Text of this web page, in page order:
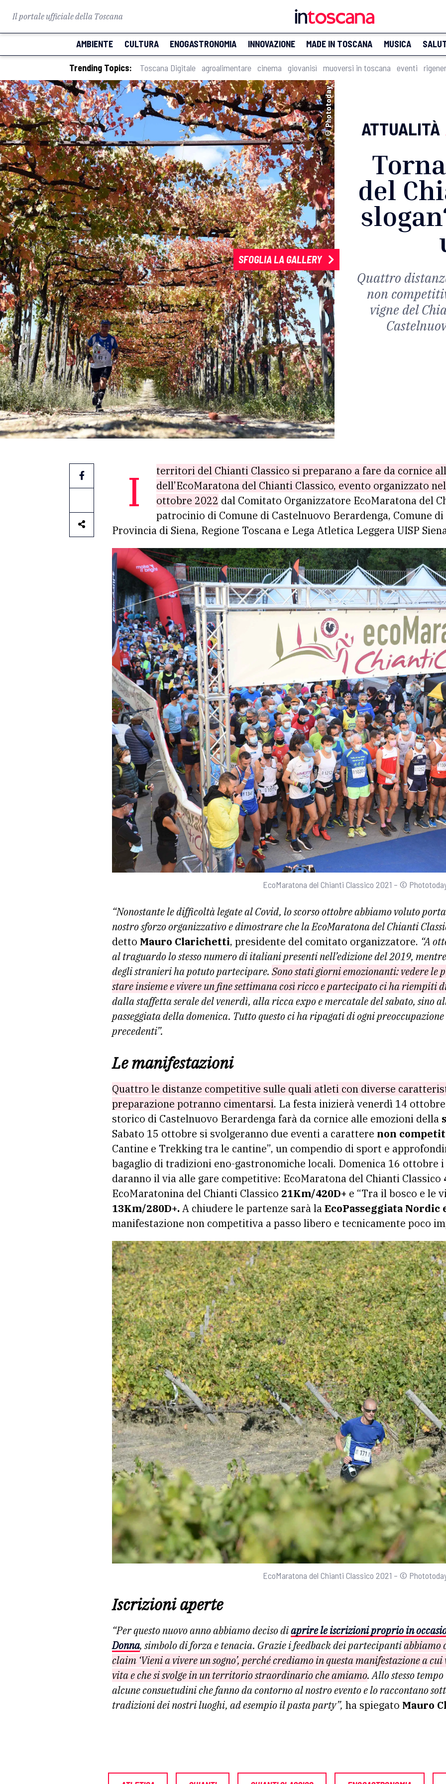
Il portale ufficiale della Toscana
AMBIENTE CULTURA ENOGASTRONOMIA INNOVAZIONE MADE IN TOSCANA MUSICA
Trending Topics: Toscana Digitale agroalimentare cinema giovanisì muoversi in toscana eventi
SFOGLIA LA GALLERY
© Phototoday ATTUALITÀ
del
Quattro
non
vigne del
I territori del Chianti Classico si preparano a fare da cornice alla 15esima edizione
dell’EcoMaratona del Chianti Classico, evento organizzato
ottobre 2022 dal Comitato Organizzatore EcoMaratona del
patrocinio di Comune di Castelnuovo Berardenga, Comune
Provincia di Siena, Regione Toscana e Lega Atletica Leggera UISP
EcoMaratona del Chianti Classico 2021 – ©
“Nonostante le difficoltà legate al Covid, lo scorso ottobre abbiamo voluto
nostro sforzo organizzativo e dimostrare che la EcoMaratona del Chianti
detto Mauro Clarichetti, presidente del comitato organizzatore. “A
al traguardo lo stesso numero di italiani presenti nell’edizione del 2019,
degli stranieri ha potuto partecipare. Sono stati giorni emozionanti: vedere le
stare insieme e vivere un fine settimana così ricco e partecipato ci ha riempiti
dalla staffetta serale del venerdì, alla ricca expo e mercatale del sabato, sino
passeggiata della domenica. Tutto questo ci ha ripagati di ogni
precedenti”.
Le manifestazioni
Quattro le distanze competitive sulle quali atleti con diverse
preparazione potranno cimentarsi. La festa inizierà venerdì 14
storico di Castelnuovo Berardenga farà da cornice alle emozioni della
Sabato 15 ottobre si svolgeranno due eventi a carattere non
Cantine e Trekking tra le cantine”, un compendio di sport e
bagaglio di tradizioni eno-gastronomiche locali. Domenica 16 ottobre
daranno il via alle gare competitive: EcoMaratona del Chianti Classico
EcoMaratonina del Chianti Classico 21Km/420D+ e “Tra il bosco e le
13Km/280D+.A chiudere le partenze sarà laEcoPasseggiata
manifestazione non competitiva a passo libero e tecnicamente poco
EcoMaratona del Chianti Classico 2021 – ©
Iscrizioni aperte
“Per questo nuovo anno abbiamo deciso diaprire le iscrizioni proprio in
Donna, simbolo di forza e tenacia. Grazie i feedback dei partecipantiabbiamo
claim ‘Vieni a vivere un sogno’, perché crediamo in questa manifestazione a
vita e che si svolge in un territorio straordinario che amiamo. Allo stesso
alcune consuetudini che fanno da contorno al nostro evento e lo raccontano
tradizioni dei nostri luoghi, ad esempio il pasta party”, ha spiegato Mauro